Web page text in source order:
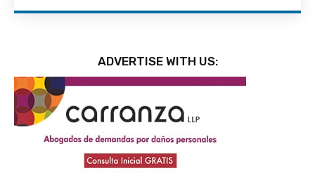
ADVERTISE WITH US: